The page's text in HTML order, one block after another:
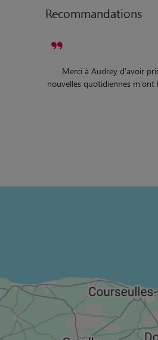
Recommandations
Merci à Audrey d'avoir
nouvelles quotidiennes m'ont